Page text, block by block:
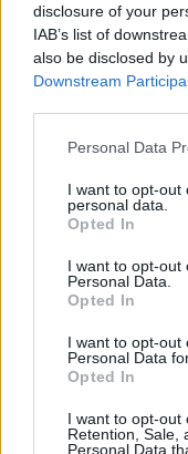
disclosure of your
IAB’s list of
also be disclosed by
Downstream
Please note that this
not limited to your
grant or deny
use your data for
consent section.
Personal Data
I want to opt-out
personal data.
Opted In
I want to opt-out
Personal Data.
Opted In
I want to opt-out
Personal Data
Opted In
I want to opt-out
Retention, Sale,
Personal Data
tetőcserepet!